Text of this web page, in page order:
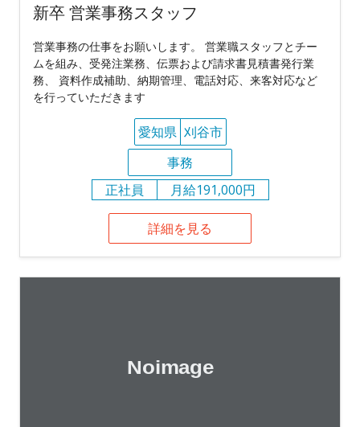
新卒 営業事務スタッフ
営業事務の仕事をお願いします。 営業職スタッフとチー
ムを組み、受発注業務、伝票および請求書見積書発行業
務、 資料作成補助、納期管理、電話対応、来客対応など
を行っていただきます
愛知県 刈谷市
事務
正社員
月給191,000円
詳細を見る